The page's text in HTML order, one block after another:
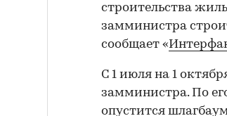
строительства
замминистра
сообщает «
С 1 июля на 1
замминистра. По
опустится